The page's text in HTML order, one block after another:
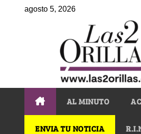
agosto 5, 2026
AL MINUTO
ENVIA TU NOTICIA